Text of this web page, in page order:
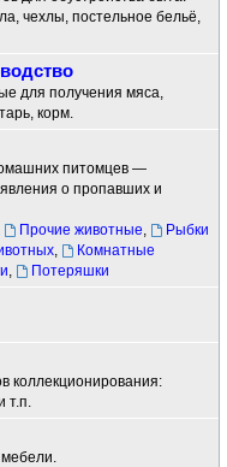
чехлы, постельное бельё,
для получения мяса,
корм.
питомцев —
о пропавших и
Прочие животные,
Рыбки
,
Комнатные
, Потеряшки
коллекционирования:
т.п.